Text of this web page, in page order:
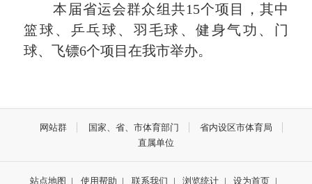
本届省运会群众组共15个项目，其中
篮球、乒乓球、羽毛球、健身气功、门
球、飞镖6个项目在我市举办。
网站群 国家、省、市体育部门
省内设区市体育局
直属单位
站点地图 | 使用帮助 | 联系我们 | 浏览统计 | 设为首页 |